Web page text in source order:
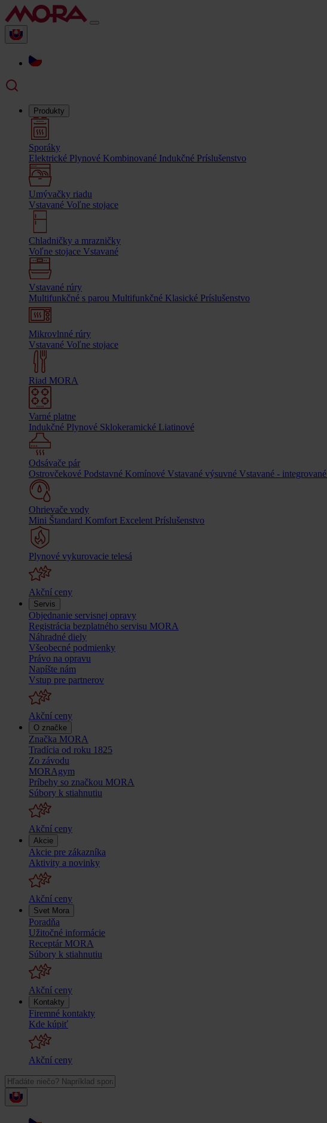
Produkty
Sporáky
Elektrické Plynové Kombinované Indukčné Príslušenstvo
Umývačky riadu
Vstavané Voľne stojace
Chladničky a mrazničky
Voľne stojace Vstavané
Vstavané rúry
Multifunkčné s parou Multifunkčné Klasické Príslušenstvo
Mikrovlnné rúry
Vstavané Voľne stojace
Riad MORA
Varné platne
Indukčné Plynové Sklokeramické Liatinové
Odsávače pár
Ostrovčekové Podstavné Komínové Vstavané výsuvné Vstavané - integrované
Ohrievače vody
Mini Štandard Komfort Excelent Príslušenstvo
Plynové vykurovacie telesá
Akční ceny
Servis
Objednanie servisnej opravy
Registrácia bezplatného servisu MORA
Náhradné diely
Všeobecné podmienky
Právo na opravu
Napíšte nám
Vstup pre partnerov
Akční ceny
O značke
Značka MORA
Tradícia od roku 1825
Zo závodu
MORAgym
Príbehy so značkou MORA
Súbory k stiahnutiu
Akční ceny
Akcie
Akcie pre zákazníka
Aktivity a novinky
Akční ceny
Svet Mora
Poradňa
Užitočné informácie
Receptár MORA
Súbory k stiahnutiu
Akční ceny
Kontakty
Firemné kontakty
Kde kúpiť
Akční ceny